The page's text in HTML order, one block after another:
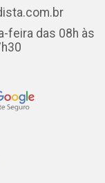
feira das 08h às